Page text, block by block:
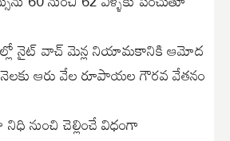
నైట్ వాచ్ మెన్ల నియామకానికి ఆమోద
ఆరు వేల రూపాయల గౌరవ వేతనం
నుంచి చెల్లించే విధంగా